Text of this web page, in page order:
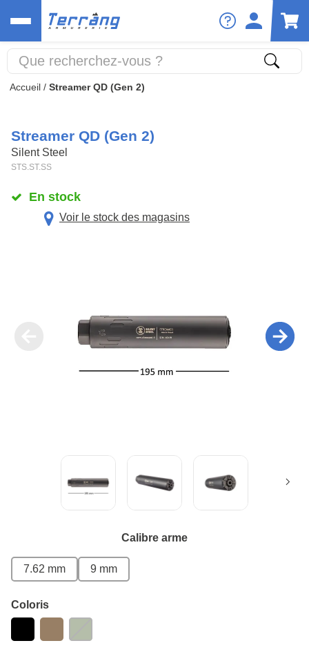
Accueil / Streamer QD (Gen 2)
Streamer QD (Gen 2)
Silent Steel
STS.ST.SS
En stock
Voir le stock des magasins
Calibre arme
7.62 mm 9 mm
Coloris